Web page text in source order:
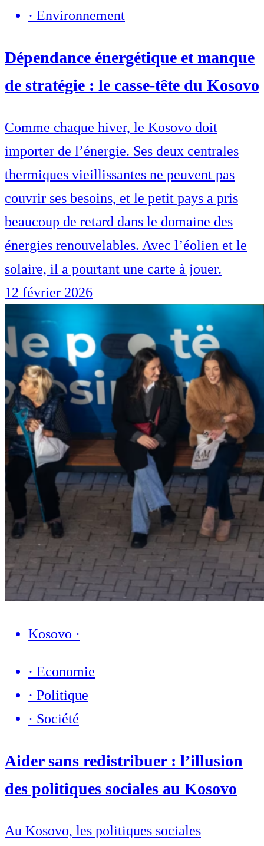
· Environnement
Dépendance énergétique et manque
de stratégie : le casse-tête du Kosovo
Comme chaque hiver, le Kosovo doit
importer de l’énergie. Ses deux centrales
thermiques vieillissantes ne peuvent pas
couvrir ses besoins, et le petit pays a pris
beaucoup de retard dans le domaine des
énergies renouvelables. Avec l’éolien et le
solaire, il a pourtant une carte à jouer.
12 février 2026
Kosovo ·
· Economie
· Politique
· Société
Aider sans redistribuer : l’illusion
des politiques sociales au Kosovo
Au Kosovo, les politiques sociales